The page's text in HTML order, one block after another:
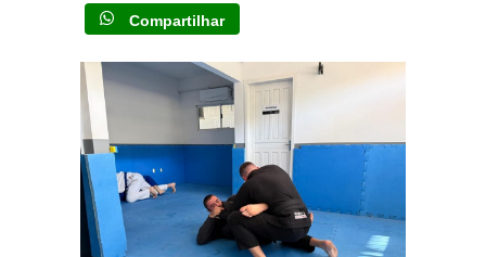
Compartilhar